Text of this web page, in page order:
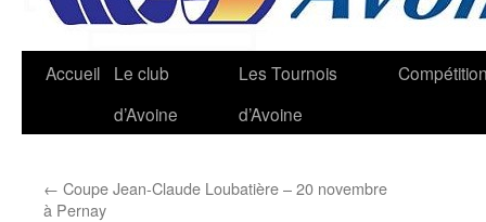
Accueil
Le club
d’Avoine
Les Tournois
d’Avoine
← Coupe Jean-Claude Loubatière – 20 novembre
à Pernay